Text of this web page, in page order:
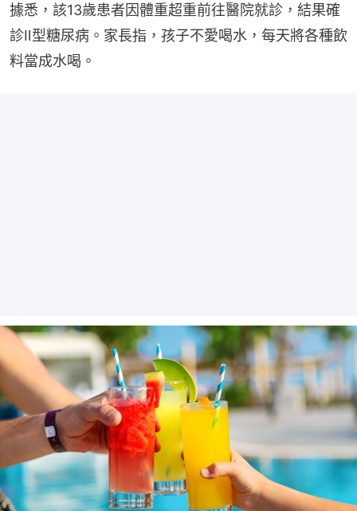
據悉，該13歲患者因體重超重前往醫院就診，結果確
診Ⅱ型糖尿病。家長指，孩子不愛喝水，每天將各種飲
料當成水喝。